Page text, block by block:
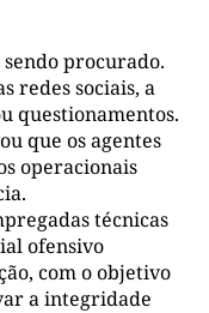
procurado.
redes sociais, a
questionamentos.
que os agentes
operacionais
técnicas
ofensivo
com o objetivo
a integridade